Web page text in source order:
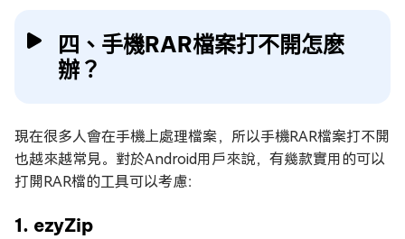
四、手機RAR檔案打不開怎麽
辦？
現在很多人會在手機上處理檔案，所以手機RAR檔案打不開
也越來越常見。對於Android用戶來說，有幾款實用的可以
打開RAR檔的工具可以考慮：
1. ezyZip